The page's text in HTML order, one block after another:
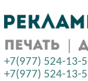
+7(977) 524-13-
+7(977) 524-13-